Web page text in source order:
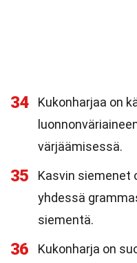
34
Kukonharjaa on
värjäämisessä.
35
Kasvin siemenet
yhdessä
siementä.
36
Kukonharja on